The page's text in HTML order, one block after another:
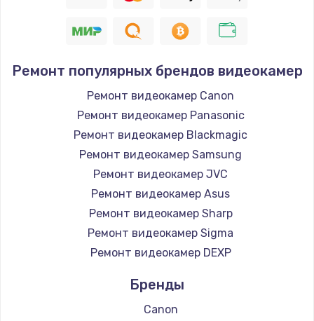
Заказать
Не работает
1400 руб.
Заказать
Восстановление цепи питания, пайка
880 руб.
Заказать
Программный ремонт/прошивка
390 руб.
Заказать
Замена Bluetooth/Wi-Fi модуля
Ремонт популярных брендов видеокамер
Ремонт видеокамер Canon
Ремонт видеокамер Panasonic
Ремонт видеокамер Blackmagic
Ремонт видеокамер Samsung
Ремонт видеокамер JVC
Ремонт видеокамер Asus
Ремонт видеокамер Sharp
Ремонт видеокамер Sigma
Ремонт видеокамер DEXP
Бренды
Canon